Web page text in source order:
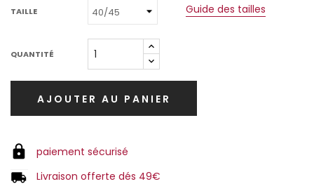
TAILLE Guide des tailles
QUANTITÉ
AJOUTER AU PANIER
paiement sécurisé
Livraison offerte dés 49€